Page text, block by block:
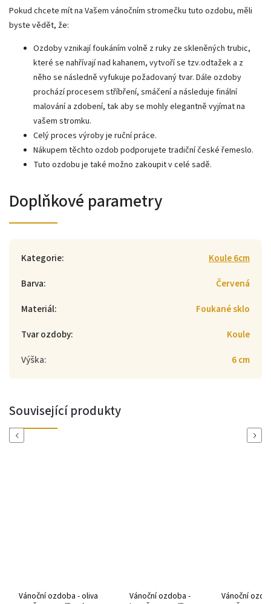
Pokud chcete mít na Vašem vánočním stromečku tuto ozdobu, měli
byste vědět, že:
Ozdoby vznikají foukáním volně z ruky ze skleněných trubic,
které se nahřívají nad kahanem, vytvoří se tzv.odtažek a z
něho se následně vyfukuje požadovaný tvar. Dále ozdoby
prochází procesem stříbření, smáčení a následuje finální
malování a zdobení, tak aby se mohly elegantně vyjímat na
vašem stromku.
Celý proces výroby je ruční práce.
Nákupem těchto ozdob podporujete tradiční české řemeslo.
Tuto ozdobu je také možno zakoupit v celé sadě.
Doplňkové parametry
Kategorie:
Koule 6cm
Barva:
Červená
Materiál:
Foukané sklo
Tvar ozdoby:
Koule
Výška: 6 cm
Související produkty
Previous
Vánoční ozdoba - oliva
Vánoční ozdoba -
Vánoční
Next